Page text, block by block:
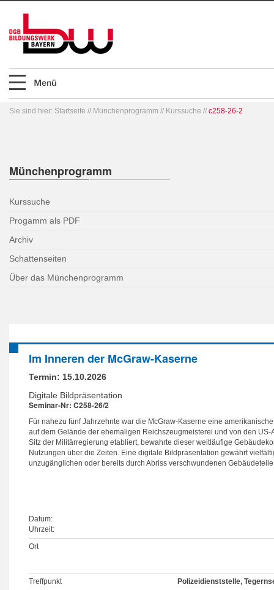
Sie sind hier: Startseite // Münchenprogramm // Kurssuche // c258-26-2
Münchenprogramm
Kurssuche
Progamm als PDF
Archiv
Schattenseiten
Über das Münchenprogramm
Im Inneren der McGraw-Kaserne
Termin: 15.10.2026
Digitale Bildpräsentation
Seminar-Nr: C258-26/2
Für nahezu fünf Jahrzehnte war die McGraw-Kaserne eine
auf dem Gelände der ehemaligen Reichszeugmeisterei und von den
Sitz der Militärregierung etabliert, bewahrte dieser weitläufige
Nutzungen über die Zeiten. Eine digitale Bildpräsentation gewährt
unzugänglichen oder bereits durch Abriss verschwundenen
Datum:
Uhrzeit:
Ort
Treffpunkt
Polizeidienststelle,